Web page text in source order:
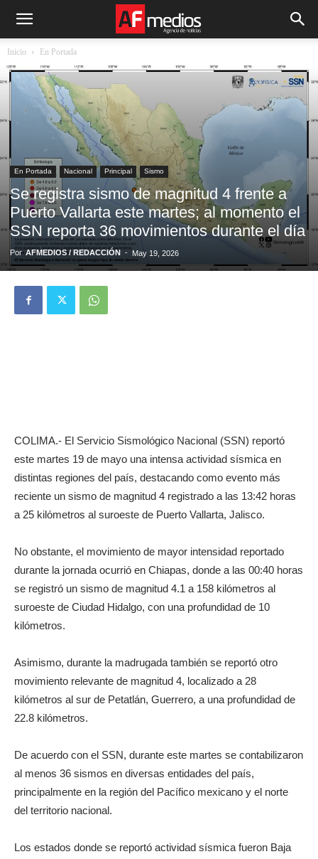
Inicio En Portada
En Portada Nacional Principal Sismo
Se registra sismo de magnitud 4 frente a
Puerto Vallarta este martes; al momento el
SSN reporta 36 movimientos durante el día
Por AFMEDIOS / REDACCIÓN - May 19, 2026
COLIMA.- El Servicio Sismológico Nacional (SSN) reportó
este martes 19 de mayo una intensa actividad sísmica en
distintas regiones del país, destacando como evento más
reciente un sismo de magnitud 4 registrado a las 13:42 horas
a 25 kilómetros al suroeste de Puerto Vallarta, Jalisco.
No obstante, el movimiento de mayor intensidad reportado
durante la jornada ocurrió en Chiapas, donde a las 00:40 horas
se registró un sismo de magnitud 4.1 a 158 kilómetros al
suroeste de Ciudad Hidalgo, con una profundidad de 10
kilómetros.
Asimismo, durante la madrugada también se reportó otro
movimiento relevante de magnitud 4, localizado a 28
kilómetros al sur de Petatlán, Guerrero, a una profundidad de
22.8 kilómetros.
De acuerdo con el SSN, durante este martes se contabilizaron
al menos 36 sismos en diversas entidades del país,
principalmente en la región del Pacífico mexicano y el norte
del territorio nacional.
Los estados donde se reportó actividad sísmica fueron Baja